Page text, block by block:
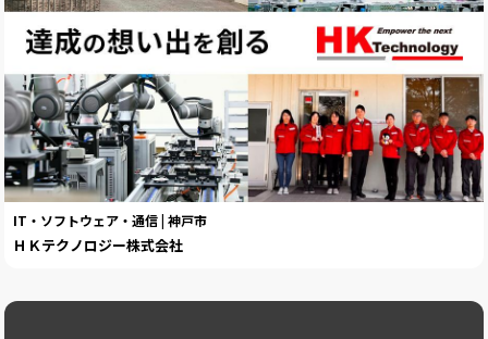
IT・ソフトウェア・通信 | 神戸市
ＨＫテクノロジー株式会社